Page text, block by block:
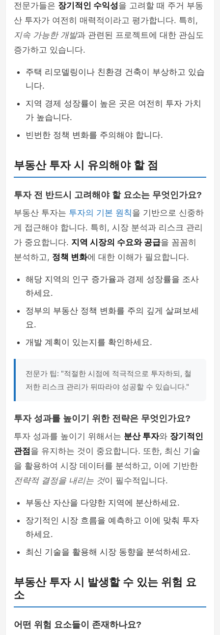
전문가들은 장기적인 수익성을 고려할 때 주거 부동
산 투자가 여전히 매력적이라고 평가합니다. 특히,
지속 가능한 개발과 관련된 프로젝트에 대한 관심도
증가하고 있습니다.
주택 리모델링이나 친환경 건축이 부상하고 있습
니다.
지역 경제 성장률이 높은 곳은 여전히 투자 가치
가 높습니다.
빈번한 정책 변화를 주의해야 합니다.
부동산 투자 시 유의해야 할 점
투자 전 반드시 고려해야 할 요소는 무엇인가요?
부동산 투자는 투자의 기본 원칙을 기반으로 신중하
게 접근해야 합니다. 특히, 시장 분석과 리스크 관리
가 중요합니다. 지역 시장의 수요와 공급을 꼼꼼히
분석하고, 정책 변화에 대한 이해가 필요합니다.
해당 지역의 인구 증가율과 경제 성장률을 조사
하세요.
정부의 부동산 정책 변화를 주의 깊게 살펴보세
요.
개발 계획이 있는지를 확인하세요.
전문가 팁: "적절한 시점에 적극적으로 투자하되, 철
저한 리스크 관리가 뒤따라야 성공할 수 있습니다."
투자 성과를 높이기 위한 전략은 무엇인가요?
투자 성과를 높이기 위해서는 분산 투자와 장기적인
관점을 유지하는 것이 중요합니다. 또한, 최신 기술
을 활용하여 시장 데이터를 분석하고, 이에 기반한
전략적 결정을 내리는 것이 필수적입니다.
부동산 자산을 다양한 지역에 분산하세요.
장기적인 시장 흐름을 예측하고 이에 맞춰 투자
하세요.
최신 기술을 활용해 시장 동향을 분석하세요.
부동산 투자 시 발생할 수 있는 위험 요
소
어떤 위험 요소들이 존재하나요?